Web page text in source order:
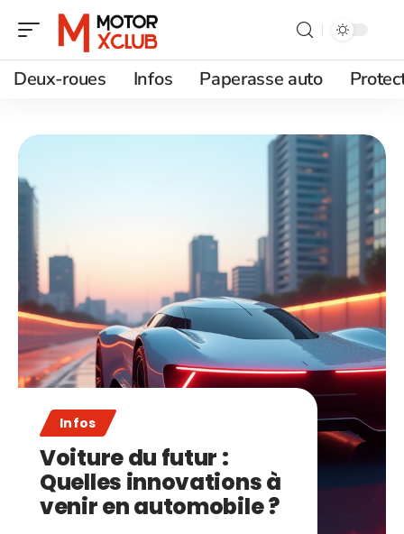
Deux-roues Infos Paperasse auto
Infos
Voiture du futur :
Quelles innovations à
venir en automobile ?